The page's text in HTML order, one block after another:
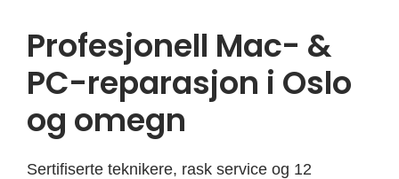
Profesjonell Mac- &
PC-reparasjon i Oslo
og omegn
Sertifiserte teknikere, rask service og 12